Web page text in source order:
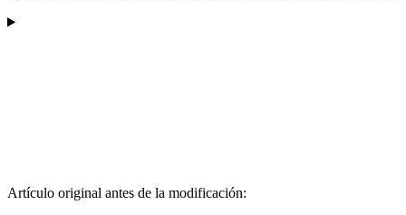
Artículo original antes de la modificación: